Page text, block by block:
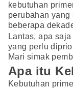
kebutuhan
perubahan
beberapa
Lantas, apa
yang perlu
Mari simak
Apa itu
Kebutuhan